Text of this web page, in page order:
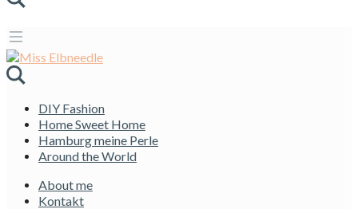
DIY Fashion
Home Sweet Home
Hamburg meine Perle
Around the World
About me
Kontakt